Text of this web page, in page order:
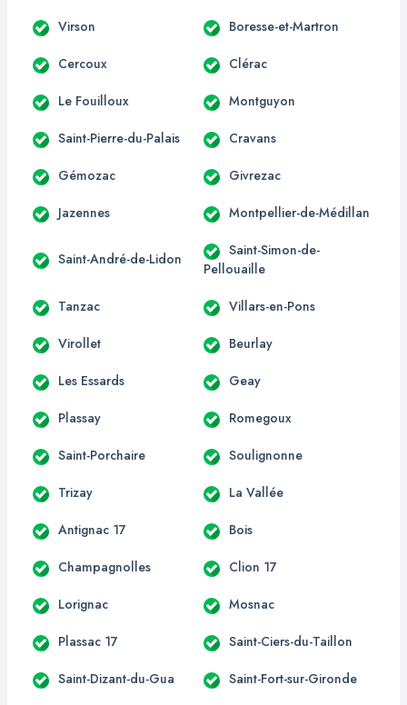
Virson Boresse-et-Martron
Cercoux Clérac
Le Fouilloux Montguyon
Saint-Pierre-du-Palais Cravans
Gémozac Givrezac
Jazennes Montpellier-de-Médillan
Saint-André-de-Lidon
Saint-Simon-de-
Pellouaille
Tanzac Villars-en-Pons
Virollet Beurlay
Les Essards Geay
Plassay Romegoux
Saint-Porchaire Soulignonne
Trizay La Vallée
Antignac 17 Bois
Champagnolles Clion 17
Lorignac Mosnac
Plassac 17 Saint-Ciers-du-Taillon
Saint-Dizant-du-Gua Saint-Fort-sur-Gironde